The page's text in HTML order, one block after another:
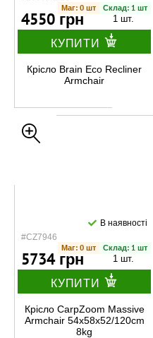
Маг: 0 шт Склад: 1 шт
4550 грн 1 шт.
КУПИТИ
Крісло Brain Eco Recliner
Armchair
#CZ7946
В наявності
Маг: 0 шт Склад: 1 шт
5734 грн 1 шт.
КУПИТИ
Крісло CarpZoom Massive
Armchair 54x58x52/120cm
8kg